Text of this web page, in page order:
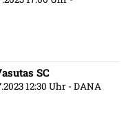
SC
12:30 Uhr - DANA